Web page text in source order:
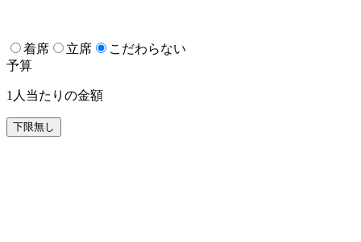
着席 立席
こだわらない
予算
1人当たりの金額
下限無し